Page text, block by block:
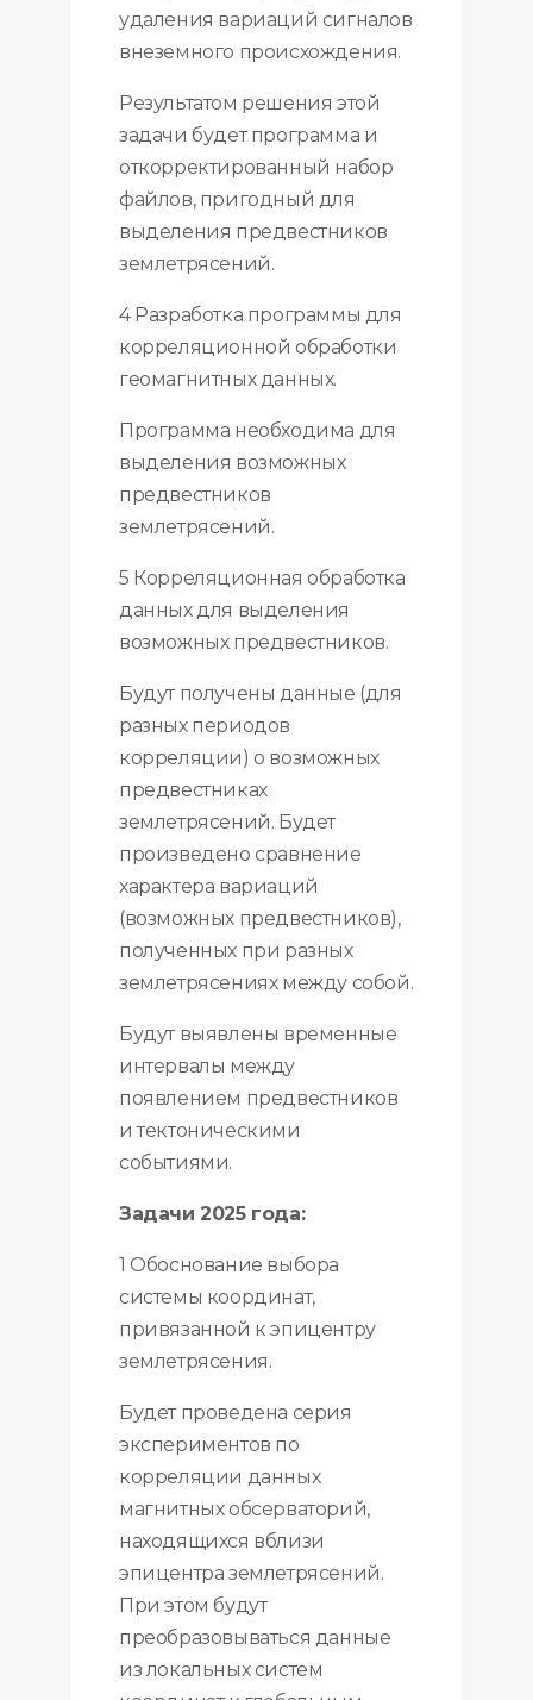
удаления вариаций сигналов
внеземного происхождения.
Результатом решения этой
задачи будет программа и
откорректированный набор
файлов, пригодный для
выделения предвестников
землетрясений.
4 Разработка программы для
корреляционной обработки
геомагнитных данных.
Программа необходима для
выделения возможных
предвестников
землетрясений.
5 Корреляционная обработка
данных для выделения
возможных предвестников.
Будут получены данные (для
разных периодов
корреляции) о возможных
предвестниках
землетрясений. Будет
произведено сравнение
характера вариаций
(возможных предвестников),
полученных при разных
землетрясениях между собой.
Будут выявлены временные
интервалы между
появлением предвестников
и тектоническими
событиями.
Задачи 2025 года:
1 Обоснование выбора
системы координат,
привязанной к эпицентру
землетрясения.
Будет проведена серия
экспериментов по
корреляции данных
магнитных обсерваторий,
находящихся вблизи
эпицентра землетрясений.
При этом будут
преобразовываться данные
из локальных систем